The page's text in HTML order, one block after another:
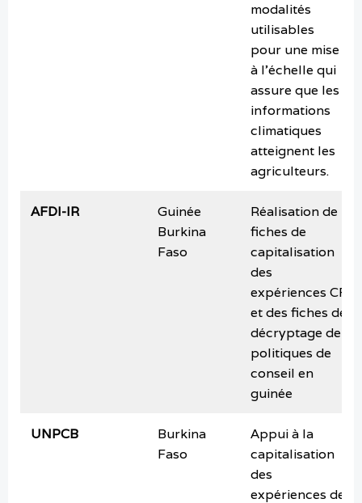
modalités
utilisables
pour une mise
à l’échelle qui
assure que les
informations
climatiques
atteignent les
agriculteurs.
AFDI-IR
Guinée
Burkina
Faso
Réalisation de
fiches de
capitalisation
des
expériences CF
et des fiches de
décryptage de
politiques de
conseil en
guinée
UNPCB
Burkina
Faso
Appui à la
capitalisation
des
expériences de